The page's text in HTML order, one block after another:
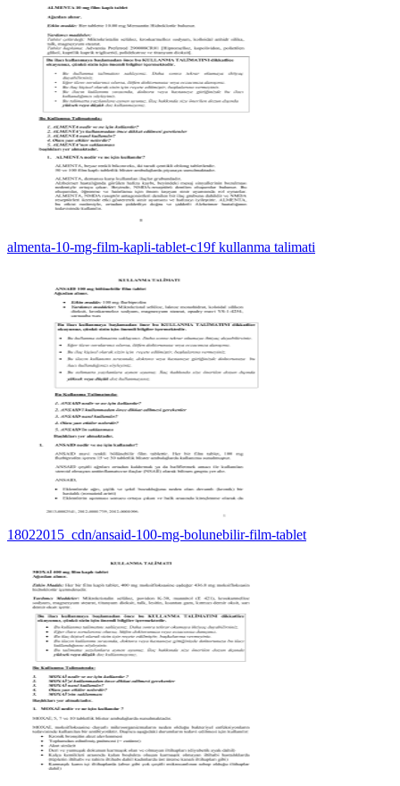
almenta-10-mg-film-kapli-tablet-c19f kullanma talimati
18022015_cdn/ansaid-100-mg-bolunebilir-film-tablet